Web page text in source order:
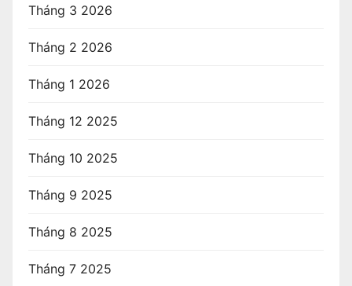
Tháng 3 2026
Tháng 2 2026
Tháng 1 2026
Tháng 12 2025
Tháng 10 2025
Tháng 9 2025
Tháng 8 2025
Tháng 7 2025